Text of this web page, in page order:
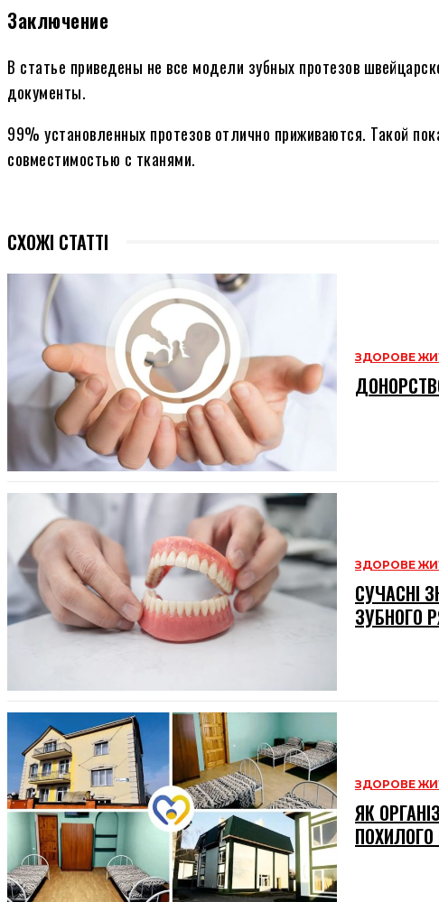
Заключение
В статье приведены не все модели зубных протезов
документы.
99% установленных протезов отлично приживаются. Такой
совместимостью с тканями.
СХОЖІ СТАТТІ
ЗДОРОВЕ
ЗДОРОВЕ
СУЧАСНІ
ЗУБНОГО
ЗДОРОВЕ
ЯК
ПОХИЛОГО